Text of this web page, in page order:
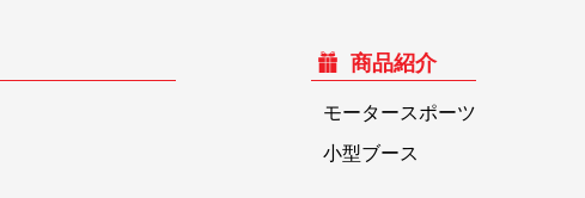
商品紹介
モータースポーツ
小型ブース